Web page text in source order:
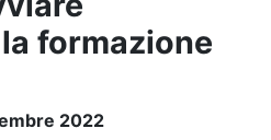
formazione
2022